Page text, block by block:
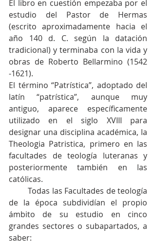
El libro en cuestión empezaba por el
estudio del Pastor de Hermas
(escrito aproximadamente hacia el
año 140 d. C. según la datación
tradicional) y terminaba con la vida y
obras de Roberto Bellarmino (1542
-1621).
El término “Patrística”, adoptado del
latín “patrística”, aunque muy
antiguo, aparece específicamente
utilizado en el siglo XVIII para
designar una disciplina académica, la
Theologia Patristica, primero en las
facultades de teología luteranas y
posteriormente también en las
católicas.
         Todas las Facultades de teología
de la época subdividían el propio
ámbito de su estudio en cinco
grandes sectores o subapartados, a
saber: